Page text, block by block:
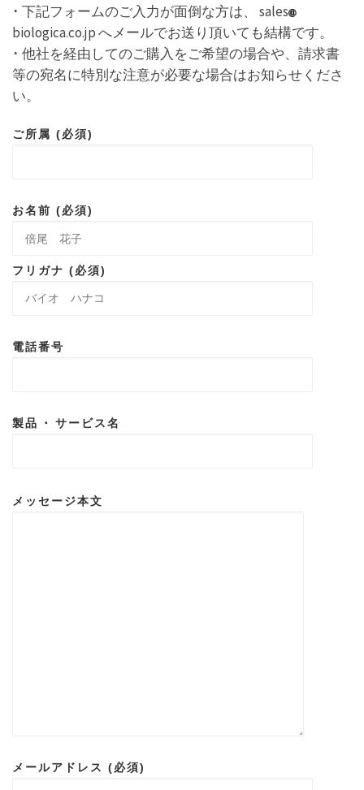
･ 下記フォームのご入力が面倒な方は、 sales
biologica.co.jp へメールでお送り頂いても結構です。
･ 他社を経由してのご購入をご希望の場合や、請求書
等の宛名に特別な注意が必要な場合はお知らせくださ
い。
ご所属 (必須)
お名前 (必須)
フリガナ (必須)
電話番号
製品 ･ サービス名
メッセージ本文
メールアドレス (必須)